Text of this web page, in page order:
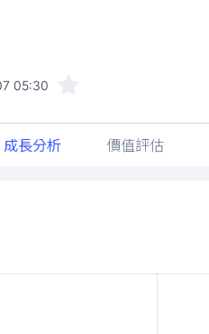
05:30
成長分析 價值評估